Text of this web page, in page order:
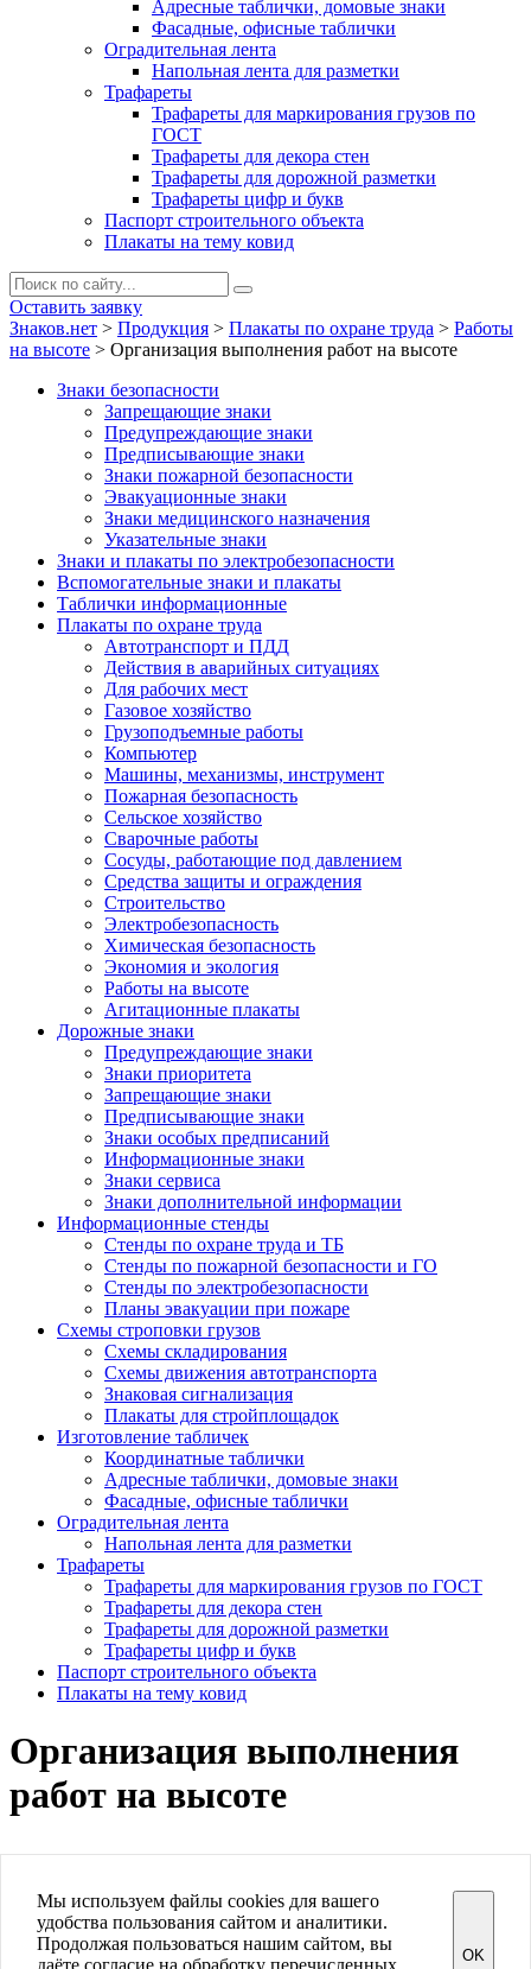
Адресные таблички, домовые знаки
Фасадные, офисные таблички
Оградительная лента
Напольная лента для разметки
Трафареты
Трафареты для маркирования грузов по
ГОСТ
Трафареты для декора стен
Трафареты для дорожной разметки
Трафареты цифр и букв
Паспорт строительного объекта
Плакаты на тему ковид
Оставить заявку
Знаков.нет > Продукция > Плакаты по охране труда > Работы
на высоте > Организация выполнения работ на высоте
Знаки безопасности
Запрещающие знаки
Предупреждающие знаки
Предписывающие знаки
Знаки пожарной безопасности
Эвакуационные знаки
Знаки медицинского назначения
Указательные знаки
Знаки и плакаты по электробезопасности
Вспомогательные знаки и плакаты
Таблички информационные
Плакаты по охране труда
Автотранспорт и ПДД
Действия в аварийных ситуациях
Для рабочих мест
Газовое хозяйство
Грузоподъемные работы
Компьютер
Машины, механизмы, инструмент
Пожарная безопасность
Сельское хозяйство
Сварочные работы
Сосуды, работающие под давлением
Средства защиты и ограждения
Строительство
Электробезопасность
Химическая безопасность
Экономия и экология
Работы на высоте
Агитационные плакаты
Дорожные знаки
Предупреждающие знаки
Знаки приоритета
Запрещающие знаки
Предписывающие знаки
Знаки особых предписаний
Информационные знаки
Знаки сервиса
Знаки дополнительной информации
Информационные стенды
Стенды по охране труда и ТБ
Стенды по пожарной безопасности и ГО
Стенды по электробезопасности
Планы эвакуации при пожаре
Схемы строповки грузов
Схемы складирования
Схемы движения автотранспорта
Знаковая сигнализация
Плакаты для стройплощадок
Изготовление табличек
Координатные таблички
Адресные таблички, домовые знаки
Фасадные, офисные таблички
Оградительная лента
Напольная лента для разметки
Трафареты
Трафареты для маркирования грузов по ГОСТ
Трафареты для декора стен
Трафареты для дорожной разметки
Трафареты цифр и букв
Паспорт строительного объекта
Плакаты на тему ковид
Организация выполнения
работ на высоте
Знаков.нет
Купить дорожные знаки в Санкт-Петербурге
Политика конфиденциальности
Мы используем файлы cookies для вашего
удобства пользования сайтом и аналитики.
Продолжая пользоваться нашим сайтом, вы
даёте согласие на обработку перечисленных
OK